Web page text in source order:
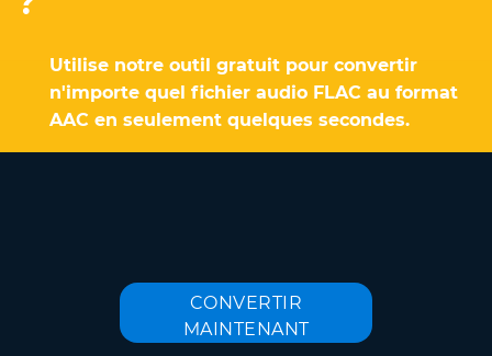
Utilise notre outil gratuit pour convertir
n'importe quel fichier audio FLAC au format
AAC en seulement quelques secondes.
CONVERTIR
MAINTENANT